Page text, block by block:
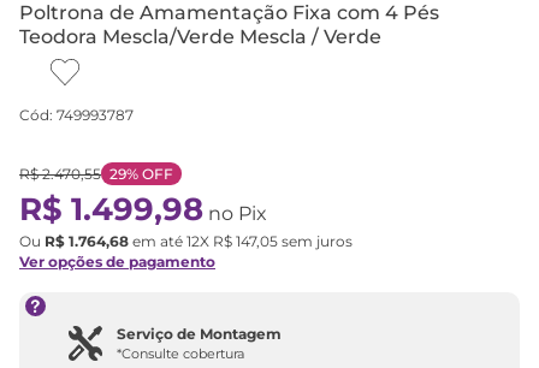
Poltrona de Amamentação Fixa com 4 Pés
Teodora Mescla/Verde Mescla / Verde
Cód: 749993787
R$ 2.470,55 29% OFF
R$ 1.499,98 no Pix
Ou R$ 1.764,68 em até 12X R$ 147,05 sem juros
Ver opções de pagamento
Serviço de Montagem
*Consulte cobertura